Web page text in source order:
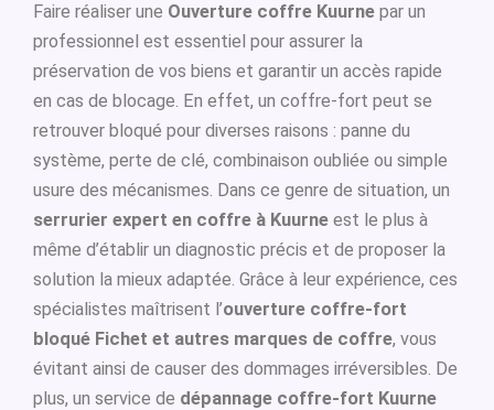
Faire réaliser une Ouverture coffre Kuurne par un
professionnel est essentiel pour assurer la
préservation de vos biens et garantir un accès rapide
en cas de blocage. En effet, un coffre-fort peut se
retrouver bloqué pour diverses raisons : panne du
système, perte de clé, combinaison oubliée ou simple
usure des mécanismes. Dans ce genre de situation, un
serrurier expert en coffre à Kuurne est le plus à
même d’établir un diagnostic précis et de proposer la
solution la mieux adaptée. Grâce à leur expérience, ces
spécialistes maîtrisent l’ouverture coffre-fort
bloqué Fichet et autres marques de coffre, vous
évitant ainsi de causer des dommages irréversibles. De
plus, un service de dépannage coffre-fort Kuurne